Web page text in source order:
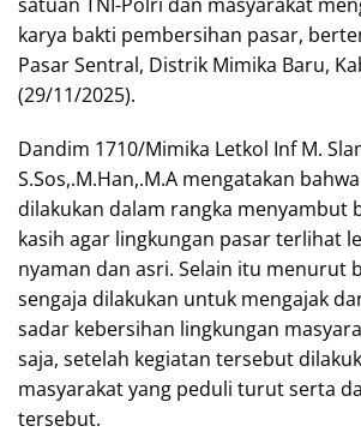
karya bakti pembersihan pasar,
Pasar Sentral, Distrik Mimika Baru,
(29/11/2025).
Dandim 1710/Mimika Letkol Inf M.
S.Sos,.M.Han,.M.A mengatakan
dilakukan dalam rangka menyambut
kasih agar lingkungan pasar terlihat
nyaman dan asri. Selain itu menurut
sengaja dilakukan untuk mengajak
sadar kebersihan lingkungan
saja, setelah kegiatan tersebut
masyarakat yang peduli turut serta
tersebut.